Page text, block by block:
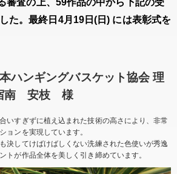
審査の上、59作品の中から下記の受
た。最終日4月19日(日) には表彰式を
ハンギングバスケット協会 理
南 安枝 様
いすぎずに植え込まれた技術の高さにより、非常
ョンを実現しています。
決してけばけばしくない洗練された色使いが秀逸
トが作品全体を美しく引き締めています。